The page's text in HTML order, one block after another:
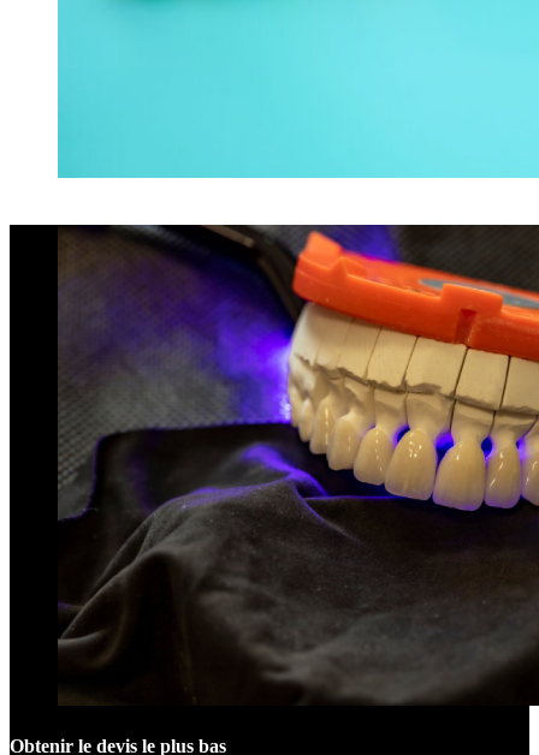
Obtenir le devis le plus bas